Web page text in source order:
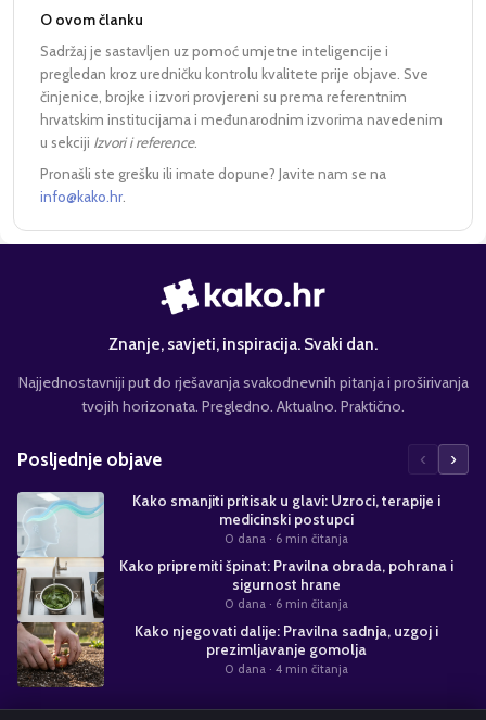
O ovom članku
Sadržaj je sastavljen uz pomoć umjetne inteligencije i
pregledan kroz uredničku kontrolu kvalitete prije objave. Sve
činjenice, brojke i izvori provjereni su prema referentnim
hrvatskim institucijama i međunarodnim izvorima navedenim
u sekciji Izvori i reference.
Pronašli ste grešku ili imate dopune? Javite nam se na
info@kako.hr
Znanje, savjeti, inspiracija. Svaki dan.
Najjednostavniji put do rješavanja svakodnevnih pitanja i proširivanja
tvojih horizonata. Pregledno. Aktualno. Praktično.
Posljednje objave ‹ ›
Kako smanjiti pritisak u glavi: Uzroci, terapije i
medicinski postupci
0 dana · 6 min čitanja
Kako pripremiti špinat: Pravilna obrada, pohrana i
sigurnost hrane
0 dana · 6 min čitanja
Kako njegovati dalije: Pravilna sadnja, uzgoj i
prezimljavanje gomolja
0 dana · 4 min čitanja